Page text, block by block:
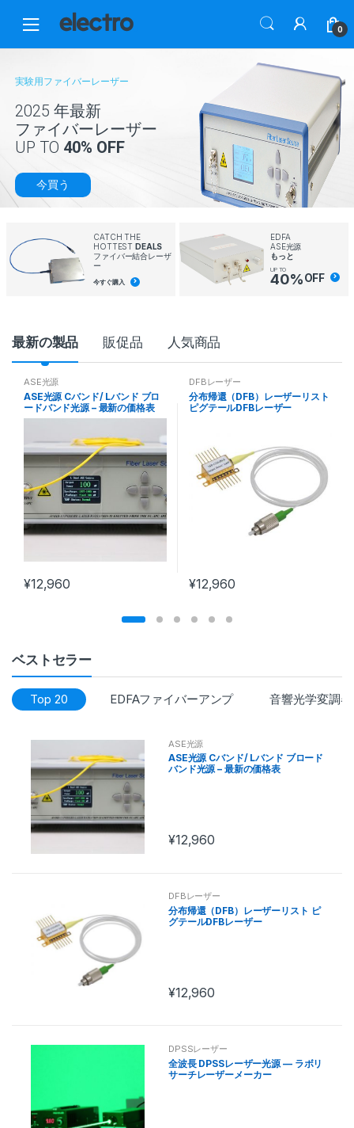
0
2025 年最新
ファイバーレーザー
UP TO 40% OFF
実験用ファイバーレーザー
今買う
CATCH THE
HOTTEST DEALS
ファイバー結合レーザ
ー
今すぐ購入
EDFA
ASE光源
もっと
UP TO
40%OFF
P
C
o
u
最新の製品 販促品 人気商品
ASE光源
ASE光源 Cバンド/ Lバンド ブロ
ードバンド光源 – 最新の価格表
¥12,960
DFBレーザー
分布帰還（DFB）レーザーリスト
ピグテールDFBレーザー
¥12,960
ベストセラー
Top 20 EDFAファイバーアンプ 音響光学変調
ASE光源
ASE光源 Cバンド/ Lバンド ブロード
バンド光源 – 最新の価格表
¥12,960
DFBレーザー
分布帰還（DFB）レーザーリスト ピ
グテールDFBレーザー
¥12,960
DPSSレーザー
全波長 DPSSレーザー光源 — ラボリ
サーチレーザーメーカー